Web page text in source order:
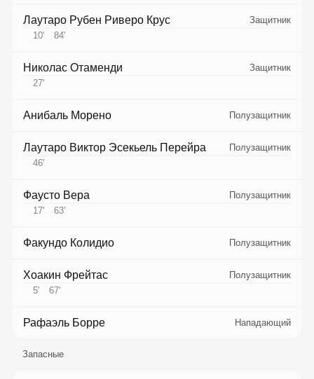
Лаутаро Рубен Риверо Крус
Защитник
10' 84'
Николас Отаменди
Защитник
27'
Анибаль Морено Полузащитник
Лаутаро Виктор Эсекьель Перейра
Полузащитник
46'
Фаусто Вера
Полузащитник
17' 63'
Факундо Колидио Полузащитник
Хоакин Фрейтас
Полузащитник
5' 67'
Рафаэль Борре Нападающий
Запасные